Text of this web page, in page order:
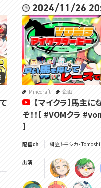
channel/
ね
channel/
2024/11/26
Minecraft 企画
【マイクラ】馬主に
ぞ！！【 #VOMクラ
】
配信ch 緋笠トモシカ -
出演